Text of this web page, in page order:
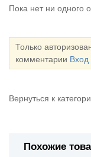
Пока нет ни одного
Только
комментарии Вход
Вернуться к
Похожие